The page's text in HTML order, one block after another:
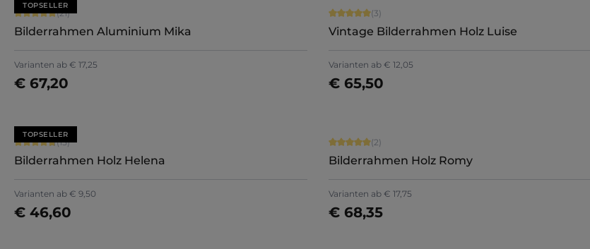
TOPSELLER
Durchschnittliche Bewertung von 5 von 5 Sternen
(21)
Bilderrahmen Aluminium Mika
Varianten ab € 17,25
€ 67,20
Jetzt konfigurieren
Durchschnittliche Bewertung von 5 von 5 Sternen
(3)
Vintage Bilderrahmen Holz Luise
Varianten ab€ 12,05
€ 65,50
Jetzt konfigurieren
TOPSELLER
Durchschnittliche Bewertung von 4.8 von 5 Sternen
(15)
Bilderrahmen Holz Helena
Varianten ab € 9,50
€ 46,60
Durchschnittliche Bewertung von 5 von 5 Sternen
(2)
Bilderrahmen Holz Romy
Varianten ab€ 17,75
€ 68,35